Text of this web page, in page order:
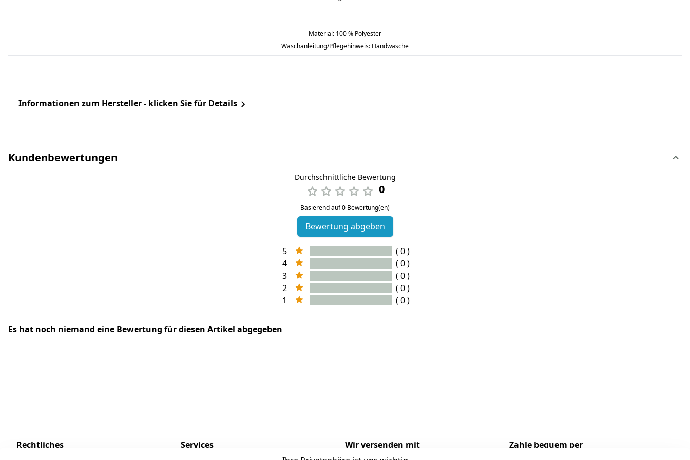
Material: 100 % Polyester
Waschanleitung/Pflegehinweis: Handwäsche
Informationen zum Hersteller - klicken Sie für Details
Kundenbewertungen
Durchschnittliche Bewertung
0
Basierend auf 0 Bewertung(en)
Bewertung abgeben
5
( 0 )
4
( 0 )
3
( 0 )
2
( 0 )
1
( 0 )
Es hat noch niemand eine Bewertung für diesen Artikel abgegeben
Rechtliches Services Wir versenden mit Zahle bequem per